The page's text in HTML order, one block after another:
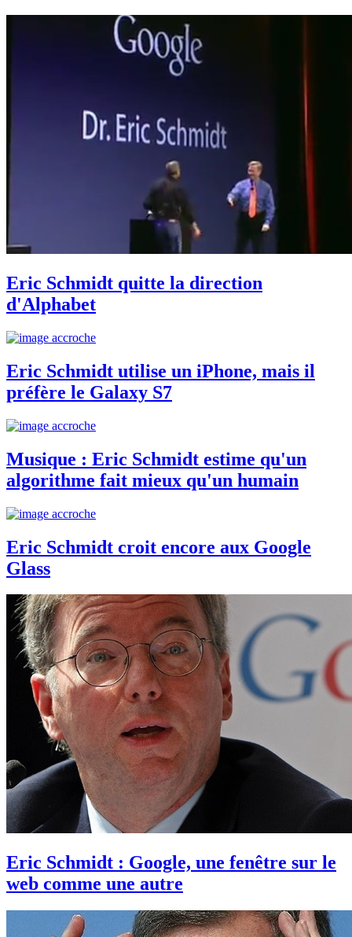
Eric Schmidt quitte la direction
d'Alphabet
Eric Schmidt utilise un iPhone, mais il
préfère le Galaxy S7
Musique : Eric Schmidt estime qu'un
algorithme fait mieux qu'un humain
Eric Schmidt croit encore aux Google
Glass
Eric Schmidt : Google, une fenêtre sur le
web comme une autre